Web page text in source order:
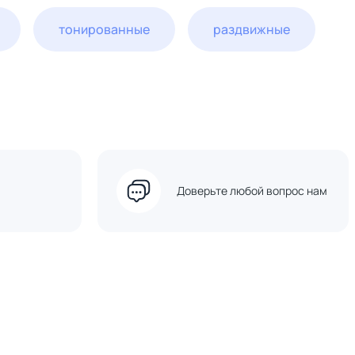
тонированные раздвижные
Доверьте любой вопрос нам